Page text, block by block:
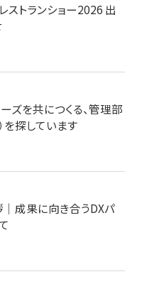
ストランショー2026 出
ズを共につくる、管理部
を探しています
成果に向き合うDXパ